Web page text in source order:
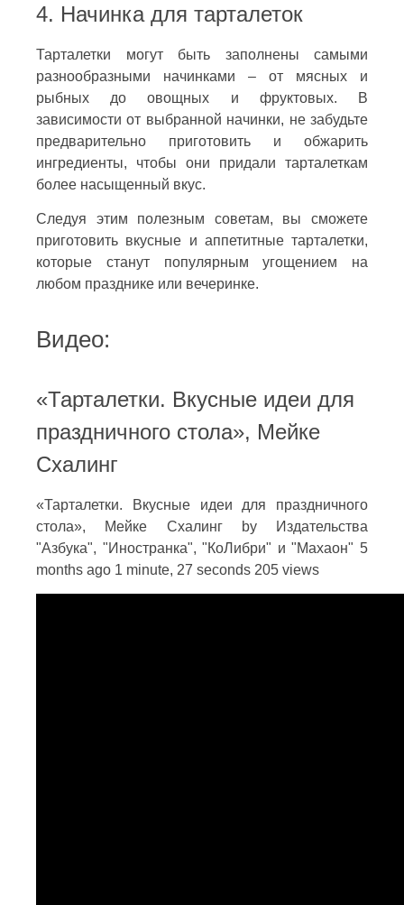
4. Начинка для тарталеток
Тарталетки могут быть заполнены самыми
разнообразными начинками – от мясных и
рыбных до овощных и фруктовых. В
зависимости от выбранной начинки, не забудьте
предварительно приготовить и обжарить
ингредиенты, чтобы они придали тарталеткам
более насыщенный вкус.
Следуя этим полезным советам, вы сможете
приготовить вкусные и аппетитные тарталетки,
которые станут популярным угощением на
любом празднике или вечеринке.
Видео:
«Тарталетки. Вкусные идеи для
праздничного стола», Мейке
Схалинг
«Тарталетки. Вкусные идеи для праздничного
стола», Мейке Схалинг by Издательства
"Азбука", "Иностранка", "КоЛибри" и "Махаон" 5
months ago 1 minute, 27 seconds 205 views